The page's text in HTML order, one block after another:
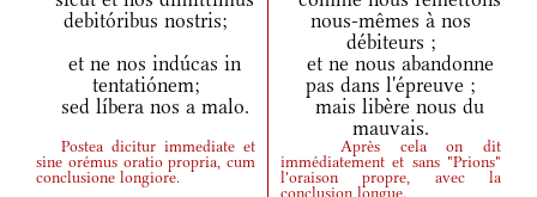
debitóribus nostris;
nous-mêmes à nos
débiteurs ;
et ne nos indúcas in
tentatiónem;
et ne nous abandonne
pas dans l'épreuve ;
sed líbera nos a malo.
mais libère nous du
mauvais.
Postea dicitur immediate et
sine orémus oratio propria, cum
conclusione longiore.
Après cela on dit
immédiatement et sans "Prions"
l'oraison propre, avec la